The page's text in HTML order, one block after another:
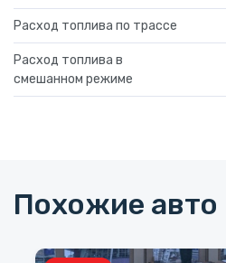
Расход топлива по трассе
Расход топлива в
смешанном режиме
Похожие авто